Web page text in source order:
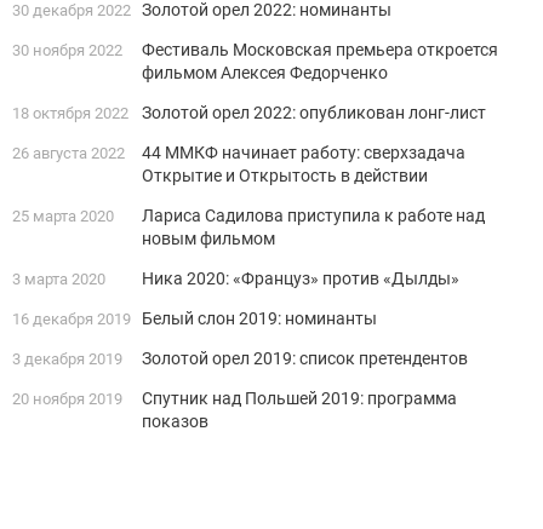
30 декабря 2022 Золотой орел 2022: номинанты
30 ноября 2022
Фестиваль Московская премьера откроется
фильмом Алексея Федорченко
18 октября 2022 Золотой орел 2022: опубликован лонг-лист
26 августа 2022
44 ММКФ начинает работу: сверхзадача
Открытие и Открытость в действии
25 марта 2020
Лариса Садилова приступила к работе над
новым фильмом
3 марта 2020 Ника 2020: «Француз» против «Дылды»
16 декабря 2019 Белый слон 2019: номинанты
3 декабря 2019 Золотой орел 2019: список претендентов
20 ноября 2019
Спутник над Польшей 2019: программа
показов